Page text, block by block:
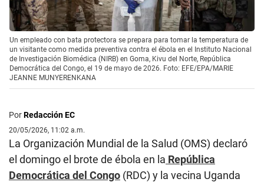
Un empleado con bata protectora se prepara para tomar la temperatura de
un visitante como medida preventiva contra el ébola en el Instituto Nacional
de Investigación Biomédica (NIRB) en Goma, Kivu del Norte, República
Democrática del Congo, el 19 de mayo de 2026. Foto: EFE/EPA/MARIE
JEANNE MUNYERENKANA
PorRedacción EC
20/05/2026, 11:02 a.m.
La Organización Mundial de la Salud (OMS) declaró
el domingo el brote de ébola en la República
Democrática del Congo (RDC) y la vecina Uganda